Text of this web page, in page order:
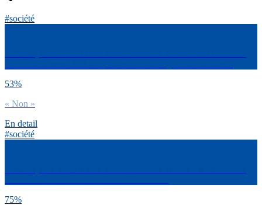
#société
53%
« Non »
En detail
#société
75%